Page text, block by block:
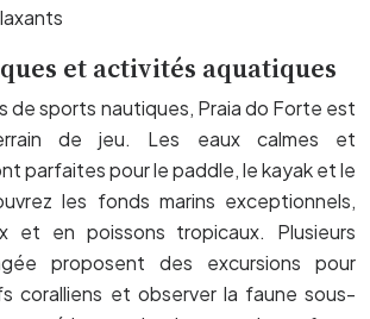
et activités aquatiques
de sports nautiques, Praia do Forte est
de jeu. Les eaux calmes et
parfaites pour le paddle, le kayak et le
les fonds marins exceptionnels,
et en poissons tropicaux. Plusieurs
proposent des excursions pour
coralliens et observer la faune sous-